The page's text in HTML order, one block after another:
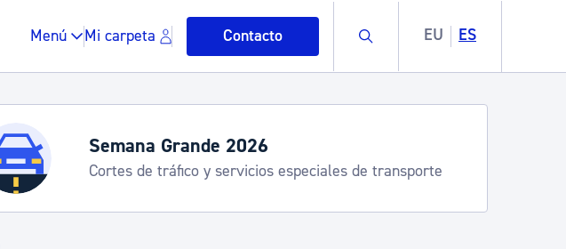
Menú Mi carpeta Contacto Buscar EU ES
Semana Grande 2026
Cortes de tráfico y servicios especiales de transporte